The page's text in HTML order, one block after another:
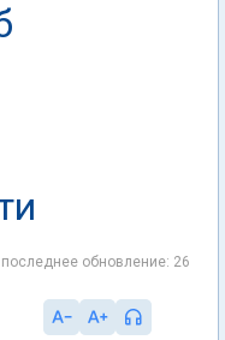
обновление: 26